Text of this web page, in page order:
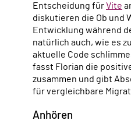
Entscheidung fürVite
diskutieren die Ob und
Entwicklung während
natürlich auch, wie es
aktuelle Code
fasst Florian die
zusammen und gibt
für vergleichbare
Anhören